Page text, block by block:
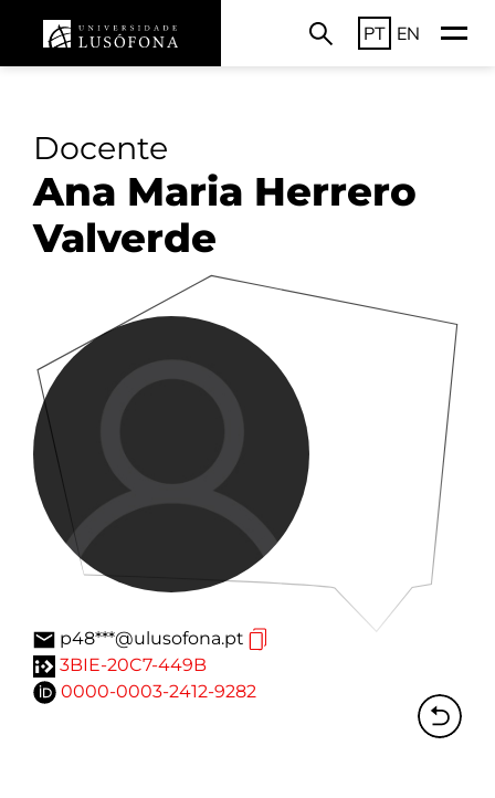
PT EN
Docente
Ana Maria Herrero
Valverde
p48***@ulusofona.pt
3BIE-20C7-449B
0000-0003-2412-9282